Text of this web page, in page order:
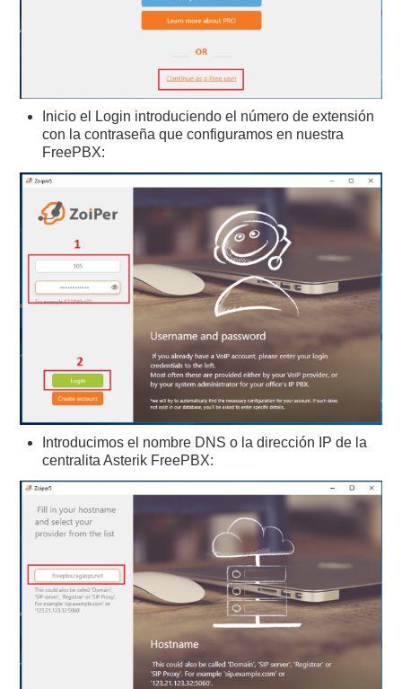
Inicio el Login introduciendo el número de extensión
con la contraseña que configuramos en nuestra
FreePBX:
Introducimos el nombre DNS o la dirección IP de la
centralita Asterik FreePBX: